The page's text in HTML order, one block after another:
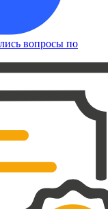
вопросы по